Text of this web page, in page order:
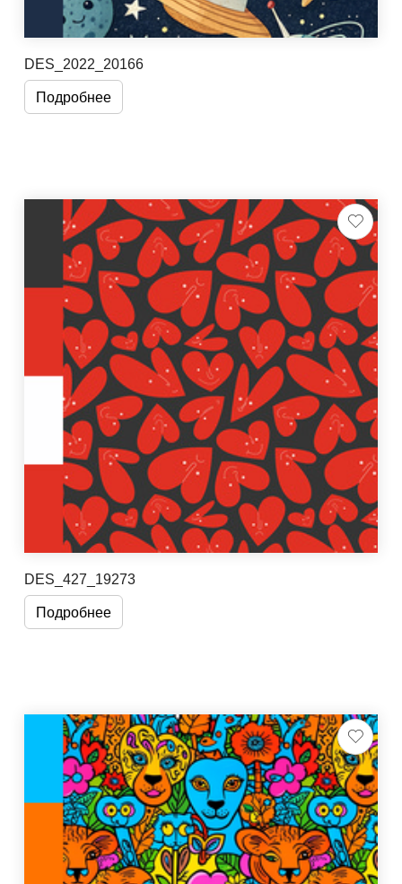
DES_2022_20166
Подробнее
DES_427_19273
Подробнее